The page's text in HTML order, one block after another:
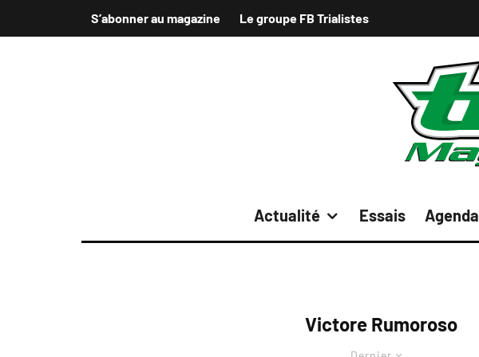
S’abonner au magazine Le groupe FB Trialistes
Actualité Essais Agenda
Victore Rumoroso